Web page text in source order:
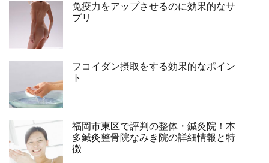
免疫力をアップさせるのに効果的なサ
プリ
フコイダン摂取をする効果的なポイン
ト
福岡市東区で評判の整体・鍼灸院！本
多鍼灸整骨院なみき院の詳細情報と特
徴